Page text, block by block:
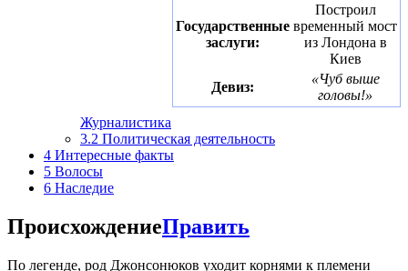
Государственные
заслуги:
Построил
временный мост
из Лондона в
Киев
Девиз:
«Чуб выше
головы!»
Журналистика
3.2 Политическая деятельность
4 Интересные факты
5 Волосы
6 Наследие
ПроисхождениеПравить
По легенде, род Джонсонюков уходит корнями к племени